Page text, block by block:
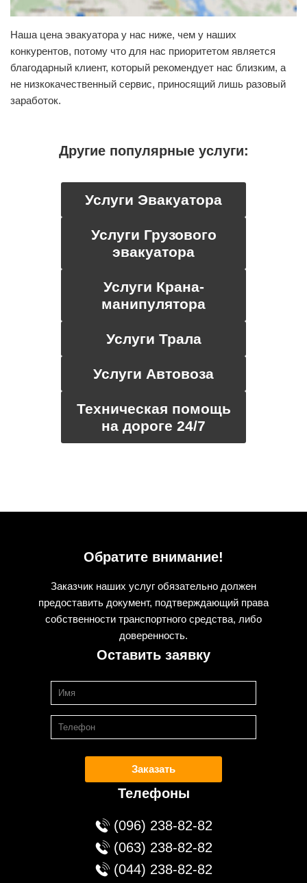
Наша цена эвакуатора у нас ниже, чем у наших
конкурентов, потому что для нас приоритетом является
благодарный клиент, который рекомендует нас близким, а
не низкокачественный сервис, приносящий лишь разовый
заработок.
Другие популярные услуги:
Услуги Эвакуатора
Услуги Грузового
эвакуатора
Услуги Крана-
манипулятора
Услуги Трала
Услуги Автовоза
Техническая помощь
на дороге 24/7
Обратите внимание!
Заказчик наших услуг обязательно должен
предоставить документ, подтверждающий права
собственности транспортного средства, либо
доверенность.
Оставить заявку
Заказать
Телефоны
(096) 238-82-82
(063) 238-82-82
(044) 238-82-82